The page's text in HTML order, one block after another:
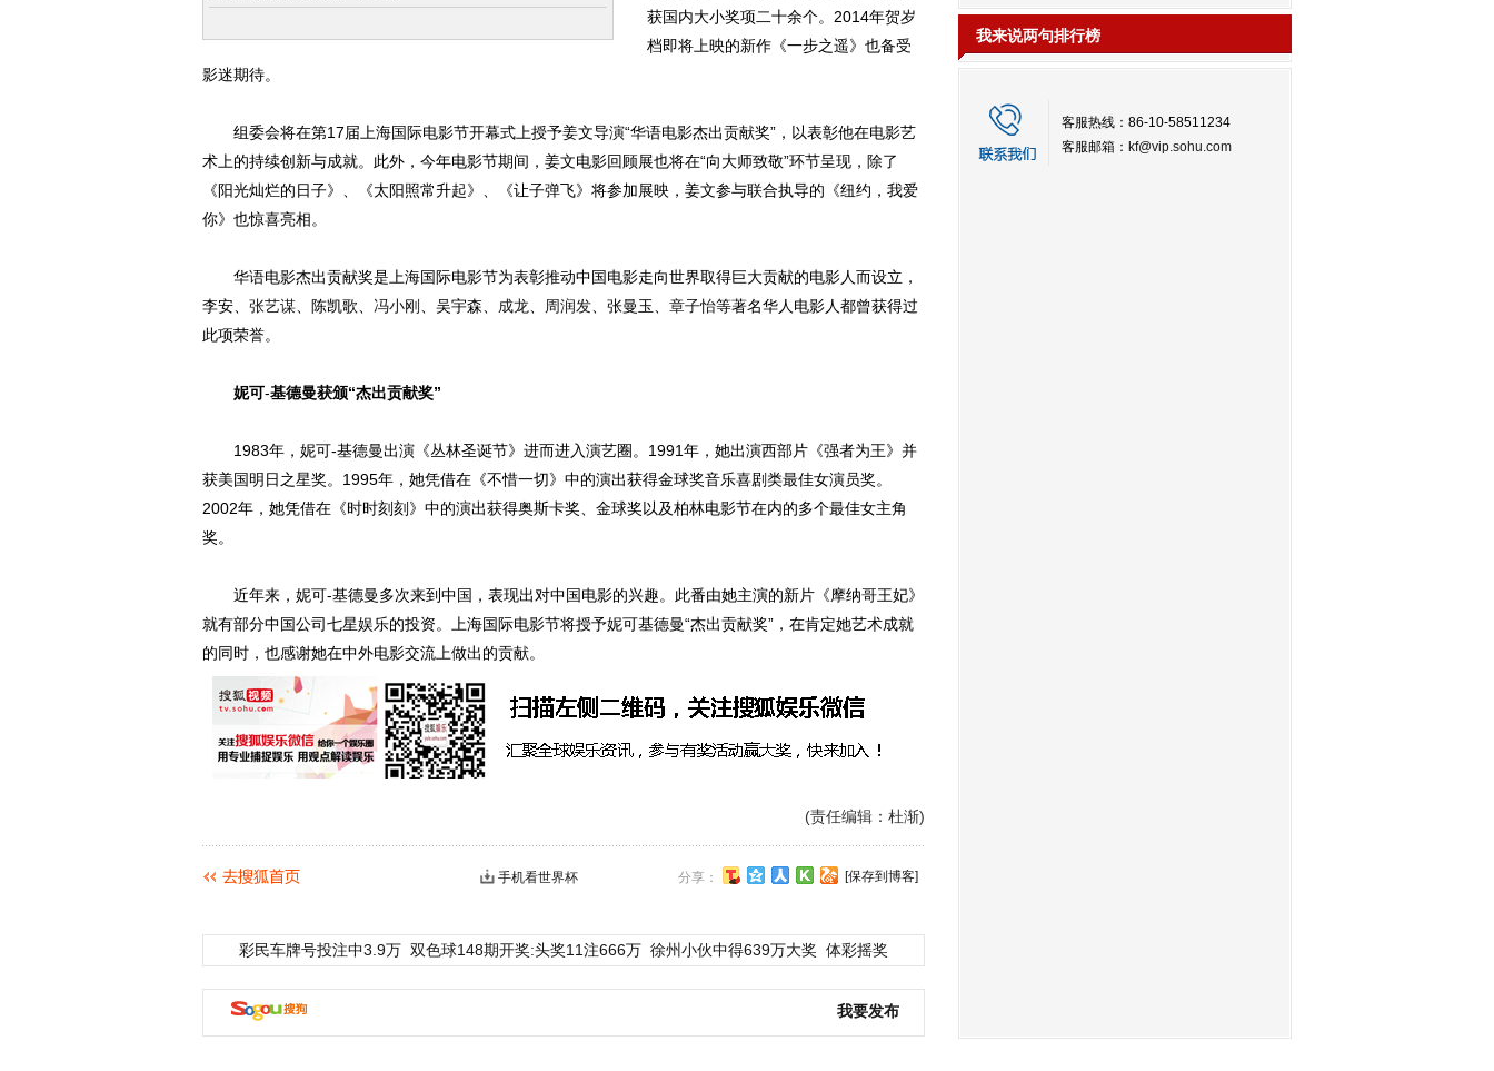
获国内大小奖项二十余个。2014年贺岁
档即将上映的新作《一步之遥》也备受
影迷期待。
组委会将在第17届上海国际电影节开幕式上授予姜文导演“华语电影杰出贡献奖”，以表彰他在电影艺
术上的持续创新与成就。此外，今年电影节期间，姜文电影回顾展也将在“向大师致敬”环节呈现，除了
《阳光灿烂的日子》、《太阳照常升起》、《让子弹飞》将参加展映，姜文参与联合执导的《纽约，我爱
你》也惊喜亮相。
华语电影杰出贡献奖是上海国际电影节为表彰推动中国电影走向世界取得巨大贡献的电影人而设立，
李安、 张艺谋 、陈凯歌、 冯小刚 、吴宇森、 成龙 周润发 、张曼玉、 章子怡等著名华人电影人都曾获得过
此项荣誉。
妮可-基德曼获颁“杰出贡献奖”
1983年，妮可-基德曼出演《丛林圣诞节》进而进入演艺圈。1991年，她出演西部片《强者为王》并
获美国明日之星奖。1995年，她凭借在《不惜一切》中的演出获得金球奖音乐喜剧类最佳女演员奖。
2002年，她凭借在《时时刻刻》中的演出获得奥斯卡奖、金球奖以及柏林电影节在内的多个最佳女主角
奖。
近年来，妮可-基德曼多次来到中国，表现出对中国电影的兴趣。此番由她主演的新片《摩纳哥王妃》
就有部分中国公司七星娱乐的投资。上海国际电影节将授予妮可基德曼“杰出贡献奖”，在肯定她艺术成就
的同时，也感谢她在中外电影交流上做出的贡献。
(责任编辑：杜渐)
分享： [保存到博客]
手机看世界杯
彩民车牌号投注中3.9万 双色球148期开奖:头奖11注666万 徐州小伙中得639万大奖 体彩摇奖
我要发布
我来说两句排行榜
客服热线：86-10-58511234
客服邮箱： kf@vip.sohu.com